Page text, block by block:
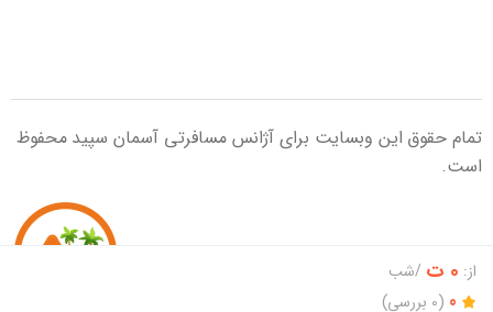
از: 0 ت /شب
0 (0 بررسی)
تمام حقوق این وبسایت برای آژانس مسافرتی آسمان سپید محفوظ
است.